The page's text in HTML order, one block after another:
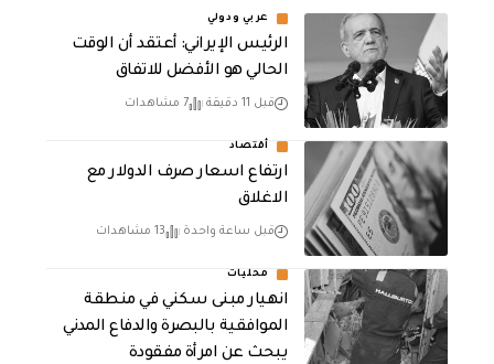
عربي ودولي
الرئيس الإيراني: أعتقد أن الوقت
الحالي هو الأفضل للاتفاق
قبل 11 دقيقة 7 مشاهدات
أقتصاد
ارتفاع اسعار صرف الدولار مع
الاغلاق
قبل ساعة واحدة 13 مشاهدات
محليات
انهيار مبنى سكني في منطقة
الموافقية بالبصرة والدفاع المدني
يبحث عن امرأة مفقودة